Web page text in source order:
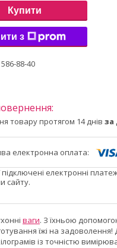
Купити
з
88-40
товару протягом 14 днів за
підключені електронні
сайту.
ваги. З їхньою
їжі на
із точністю